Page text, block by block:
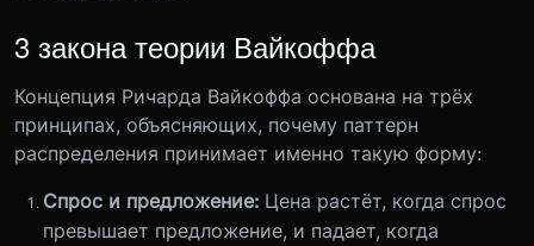
3 закона теории Вайкоффа
Концепция Ричарда Вайкоффа основана на трёх
принципах, объясняющих, почему паттерн
распределения принимает именно такую форму:
Спрос и предложение: Цена растёт, когда спрос
превышает предложение, и падает, когда